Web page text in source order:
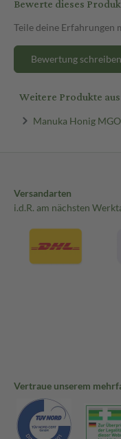
Bewerte dieses
Teile deine Erfahrungen
Bewertung schreiben
Weitere Produkte
Manuka Honig
Versandarten
i.d.R. am nächsten
Vertraue unserem